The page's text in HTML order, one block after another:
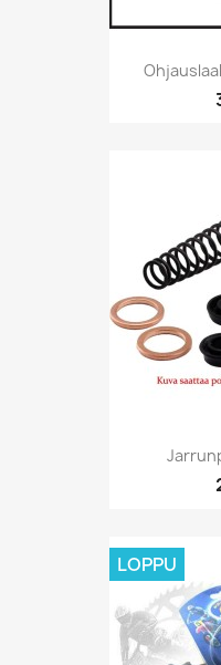
LOPPU